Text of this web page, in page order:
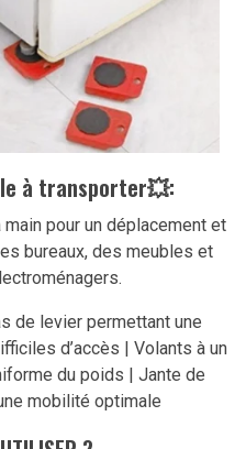
à transporter💥:
pour un déplacement et
bureaux, des meubles et
de levier permettant une
d’accès | Volants à un
du poids | Jante de
mobilité optimale